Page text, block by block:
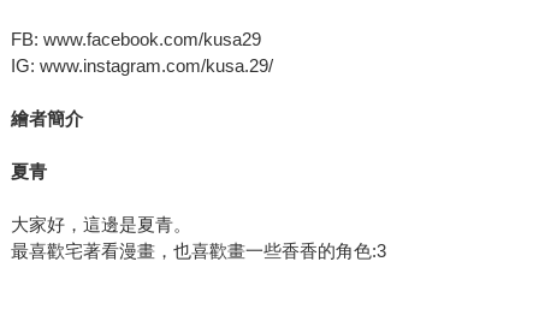
FB: www.facebook.com/kusa29
IG: www.instagram.com/kusa.29/
繪者簡介
夏青
大家好，這邊是夏青。
最喜歡宅著看漫畫，也喜歡畫一些香香的角色:3